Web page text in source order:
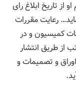
از تاریخ ابلاغ رای
رعایت مقررات
كمیسیون و در
از طریق انتشار
و تصمیمات و